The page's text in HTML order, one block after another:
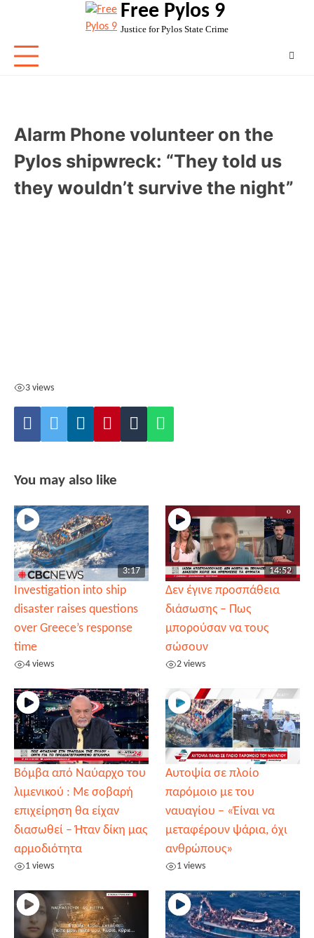
Free Pylos 9
Justice for Pylos State Crime
Alarm Phone volunteer on the
Pylos shipwreck: “They told us
they wouldn’t survive the night”
3 views
You may also like
3:17
Investigation into ship
disaster raises questions
over Greece’s response
time
4 views
14:52
Δεν έγινε προσπάθεια
διάσωσης – Πως
μπορούσαν να τους
σώσουν
2 views
Βόμβα από Ναύαρχο του
λιμενικού : Με σοβαρή
επιχείρηση θα είχαν
διασωθεί – Ήταν δίκη μας
αρμοδιότητα
1 views
Αυτοψία σε πλοίο
παρόμοιο με του
ναυαγίου – «Έίναι να
μεταφέρουν ψάρια, όχι
ανθρώπους»
1 views